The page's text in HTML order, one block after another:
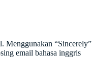
Menggunakan “Sincerely”
email bahasa inggris